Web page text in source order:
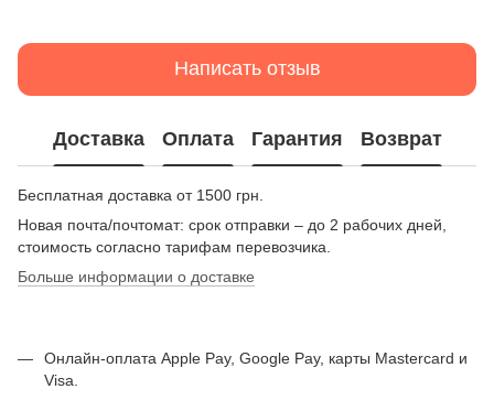
Написать отзыв
Доставка Оплата Гарантия Возврат
Бесплатная доставка от 1500 грн.
Новая почта/почтомат: срок отправки – до 2 рабочих дней,
стоимость согласно тарифам перевозчика.
Больше информации о доставке
Онлайн-оплата Apple Pay, Google Pay, карты Mastercard и
Visa.